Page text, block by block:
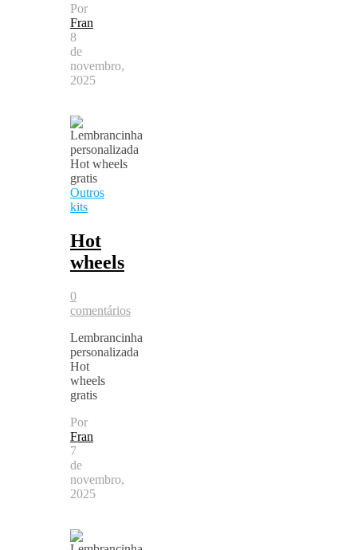
Por
Fran
8
de
novembro,
2025
Outros
kits
Hot
wheels
0
comentários
Lembrancinha
personalizada
Hot
wheels
gratis
Por
Fran
7
de
novembro,
2025